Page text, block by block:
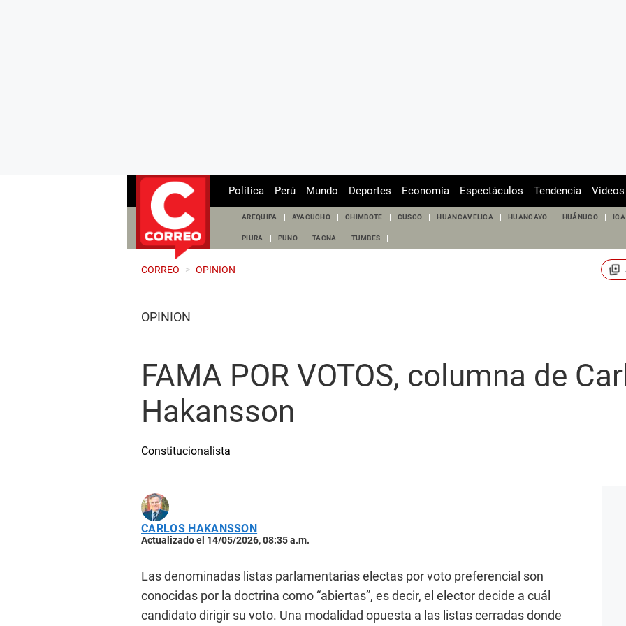
Política Perú Mundo Deportes Economía Espectáculos Tendencia Videos
AREQUIPA AYACUCHO CHIMBOTE CUSCO HUANCAVELICA HUANCAYO HUÁNUCO ICA
PIURA PUNO TACNA TUMBES
CORREO > OPINION
OPINIÓN
FAMA POR VOTOS, columna de
Hakansson
Constitucionalista
CARLOS HAKANSSON
Actualizado el 14/05/2026, 08:35 a.m.
Las denominadas listas parlamentarias electas por voto preferencial son
conocidas por la doctrina como “abiertas”, es decir, el elector decide a cuál
candidato dirigir su voto. Una modalidad opuesta a las listas cerradas donde